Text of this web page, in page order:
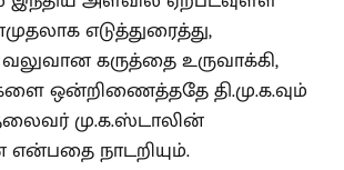
எடுத்துரைத்து,
கருத்தை உருவாக்கி,
ஒன்றிணைத்ததே தி.மு.க.வும்
மு.க.ஸ்டாலின்
நாடறியும்.